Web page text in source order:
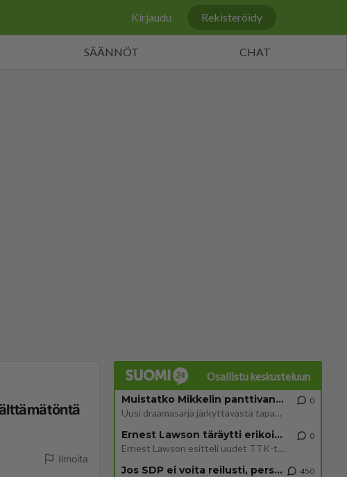
Kirjaudu Rekisteröidy
SÄÄNNÖT CHAT
Ilmoita
Osallistu keskusteluun
Muistatko Mikkelin panttivankidraaman?
Uusi draamasarja järkyttävästä tapauksesta on tulossa. Tositapahtumiin perustuva sarja ammentaa vuoden 1986 Mikkelin pan
0
Ernest Lawson täräytti erikoisen heiton TTK-lehdistötilaisuudessa: " Onko tässä tarkoituksena...?"
Ernest Lawson esitteli uudet TTK-tähtioppilaat ja opettajat torstaina 6.8. lehdistölle. Tulevalla kaudella on yksi hausk
0
Jos SDP ei voita reilusti, persut kumoavat demokratian Suomesta 450